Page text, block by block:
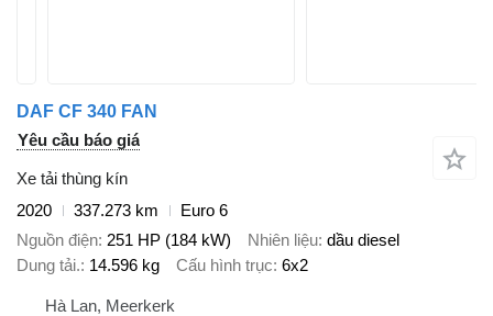
DAF CF 340 FAN
Yêu cầu báo giá
Xe tải thùng kín
2020
337.273 km
Euro 6
Nguồn điện 251 HP (184 kW) Nhiên liệu dầu diesel
Dung tải. 14.596 kg Cấu hình trục 6x2
Hà Lan, Meerkerk